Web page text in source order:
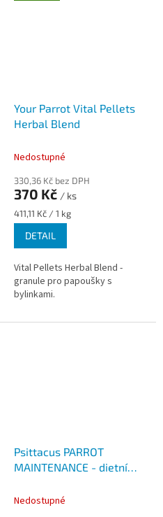
Your Parrot Vital Pellets
Herbal Blend
Nedostupné
330,36 Kč bez DPH
370 Kč / ks
Měrná
cena:
411,11 Kč / 1 kg
DETAIL
Vital Pellets Herbal Blend -
granule pro papoušky s
bylinkami.
Psittacus PARROT
MAINTENANCE - dietní
papoušky
Nedostupné